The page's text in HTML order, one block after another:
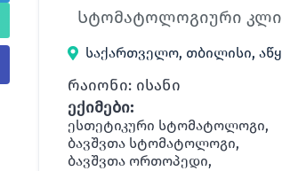
Სტომატოლოგიური
რაიონი: ისანი
ექიმები:
ესთეტიკური სტომატოლოგი,
ბავშვთა სტომატოლოგი,
ბავშვთა ორთოპედი,